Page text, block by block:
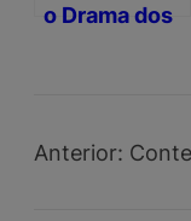
o Drama dos
Anterior: